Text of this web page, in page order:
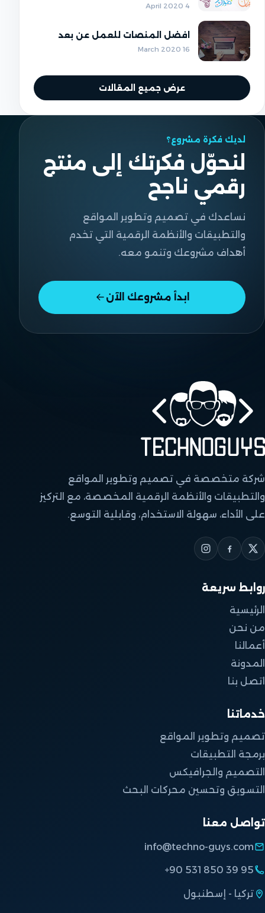
4 April 2020
افضل المنصات للعمل عن بعد
16 March 2020
عرض جميع المقالات
لديك فكرة مشروع؟
لنحوّل فكرتك إلى منتج
رقمي ناجح
نساعدك في تصميم وتطوير المواقع
والتطبيقات والأنظمة الرقمية التي تخدم
أهداف مشروعك وتنمو معه.
ابدأ مشروعك الآن
شركة متخصصة في تصميم وتطوير المواقع
والتطبيقات والأنظمة الرقمية المخصصة، مع التركيز
على الأداء، سهولة الاستخدام، وقابلية التوسع.
روابط سريعة
الرئيسية
من نحن
أعمالنا
المدونة
اتصل بنا
خدماتنا
تصميم وتطوير المواقع
برمجة التطبيقات
التصميم والجرافيكس
التسويق وتحسين محركات البحث
تواصل معنا
info@techno-guys.com
+90 531 850 39 95
تركيا - إسطنبول